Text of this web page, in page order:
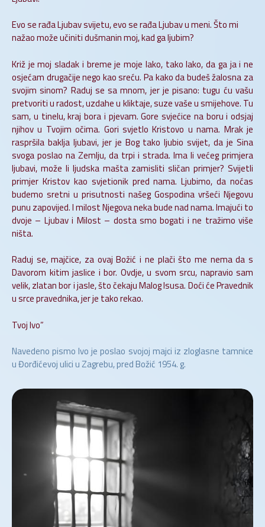
Evo se rađa Ljubav svijetu, evo se rađa Ljubav u meni. Što mi
nažao može učiniti dušmanin moj, kad ga ljubim?
Križ je moj sladak i breme je moje lako, tako lako, da ga ja i ne
osjećam drugačije nego kao sreću. Pa kako da budeš žalosna za
svojim sinom? Raduj se sa mnom, jer je pisano: tugu ću vašu
pretvoriti u radost, uzdahe u kliktaje, suze vaše u smijehove. Tu
sam, u tinelu, kraj bora i pjevam. Gore svjećice na boru i odsjaj
njihov u Tvojim očima. Gori svjetlo Kristovo u nama. Mrak je
raspršila baklja ljubavi, jer je Bog tako ljubio svijet, da je Sina
svoga poslao na Zemlju, da trpi i strada. Ima li većeg primjera
ljubavi, može li ljudska mašta zamisliti sličan primjer? Svijetli
primjer Kristov kao svjetionik pred nama. Ljubimo, da noćas
budemo sretni u prisutnosti našeg Gospodina vršeći Njegovu
punu zapovijed. I milost Njegova neka bude nad nama. Imajući to
dvoje – Ljubav i Milost – dosta smo bogati i ne tražimo više
ništa.
Raduj se, majčice, za ovaj Božić i ne plači što me nema da s
Davorom kitim jaslice i bor. Ovdje, u svom srcu, napravio sam
velik, zlatan bor i jasle, što čekaju Malog Isusa. Doći će Pravednik
u srce pravednika, jer je tako rekao.
Tvoj Ivo”
Navedeno pismo Ivo je poslao svojoj majci iz zloglasne tamnice
u Đorđićevoj ulici u Zagrebu, pred Božić 1954. g.